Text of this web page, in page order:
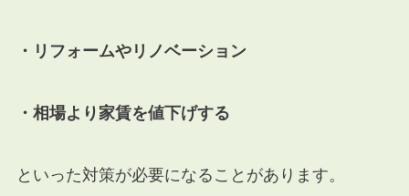
・リフォームやリノベーション
・相場より家賃を値下げする
といった対策が必要になることがあります。